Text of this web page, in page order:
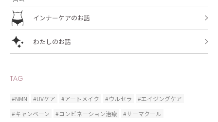
インナーケアのお話
わたしのお話
TAG
#NMN #UVケア #アートメイク #ウルセラ
#エイジングケア
#キャンペーン
#コンビネーション治療 #サーマクール